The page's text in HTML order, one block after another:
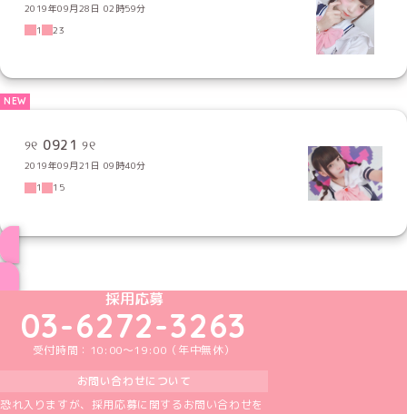
2019年09月28日 02時59分
1
23
୨୧ 0921 ୨୧
2019年09月21日 09時40分
1
15
めいどりーみんTikTok公式アカウント
めいどりーみんX公式アカウント
めいどりーみんInstagram公式アカウント
めいどりーみんFacebook公式アカウン
めいどりーみんYouTube公式アカ
採用応募
03-6272-3263
受付時間：10:00～19:00（年中無休）
お問い合わせについて
恐れ入りますが、採用応募に関するお問い合わせを